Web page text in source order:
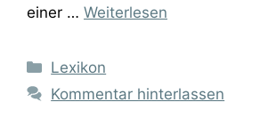
einer … Weiterlesen
Kategorien
Lexikon
Kommentar hinterlassen